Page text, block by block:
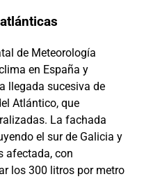
de Meteorología
en España y
llegada sucesiva de
Atlántico, que
La fachada
el sur de Galicia y
afectada, con
los 300 litros por metro